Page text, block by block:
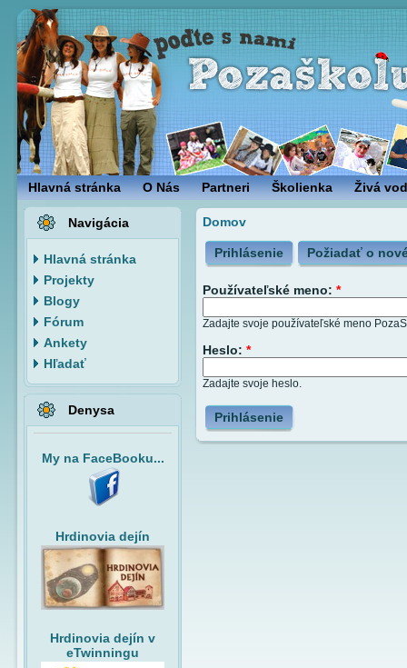
Hlavná stránka O Nás Partneri Školienka Živá
Navigácia
Hlavná stránka
Projekty
Blogy
Fórum
Ankety
Hľadať
Denysa
My na FaceBooku...
Hrdinovia dejín
Hrdinovia dejín v
eTwinningu
Domov
Prihlásenie Požiadať o
Používateľské meno: *
Zadajte svoje používateľské meno
Heslo: *
Zadajte svoje heslo.
Prihlásenie